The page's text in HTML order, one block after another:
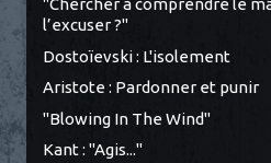
"Chercher à comprendre le
l’excuser ?"
Dostoïevski : L'isolement
Aristote : Pardonner et punir
"Blowing In The Wind"
Kant : "Agis..."